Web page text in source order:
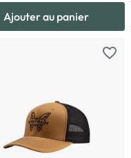
Ajouter au panier
favorite_border